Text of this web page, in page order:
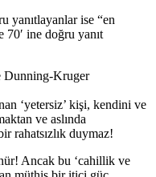
yanıtlayanlar ise “en
70′ ine doğru yanıt
Dunning-Kruger
‘yetersiz’ kişi, kendini ve
ve aslında
rahatsızlık duymaz!
Ancak bu ‘cahillik ve